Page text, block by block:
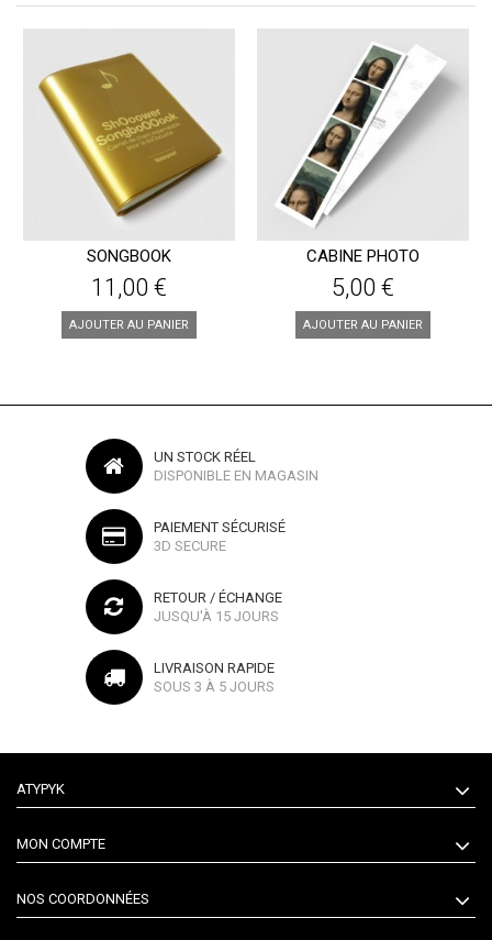
SONGBOOK
11,00 €
AJOUTER AU PANIER
CABINE PHOTO
5,00 €
AJOUTER AU PANIER
UN STOCK RÉEL
DISPONIBLE EN MAGASIN
PAIEMENT SÉCURISÉ
3D SECURE
RETOUR / ÉCHANGE
JUSQU'À 15 JOURS
LIVRAISON RAPIDE
SOUS 3 À 5 JOURS
ATYPYK
MON COMPTE
NOS COORDONNÉES